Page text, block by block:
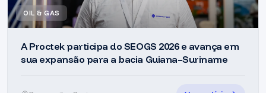
OIL & GAS
A Proctek participa do SEOGS 2026 e avança em
sua expansão para a bacia Guiana–Suriname